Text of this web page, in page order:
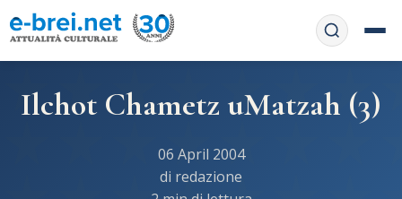
APP web
Ilchot Chametz uMatzah (3)
06 April 2004
di redazione